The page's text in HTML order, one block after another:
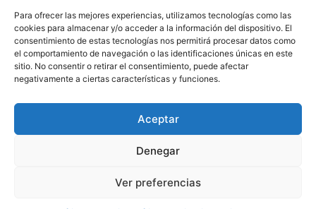
Para ofrecer las mejores experiencias, utilizamos tecnologías como las
cookies para almacenar y/o acceder a la información del dispositivo. El
consentimiento de estas tecnologías nos permitirá procesar datos como
el comportamiento de navegación o las identificaciones únicas en este
sitio. No consentir o retirar el consentimiento, puede afectar
negativamente a ciertas características y funciones.
Aceptar
Denegar
Ver preferencias
Comprender el mundo para transformarlo.
Información Legal
჻Política de privacidad
Política de cookies